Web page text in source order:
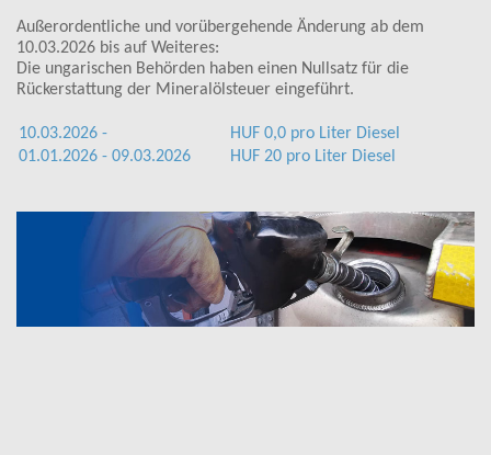
Außerordentliche und vorübergehende Änderung ab dem
10.03.2026 bis auf Weiteres:
Die ungarischen Behörden haben einen Nullsatz für die
Rückerstattung der Mineralölsteuer eingeführt.
10.03.2026 -
HUF 0,0 pro Liter Diesel
01.01.2026 - 09.03.2026
HUF 20 pro Liter Diesel